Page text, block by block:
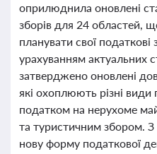
оприлюднила оновлені
зборів для 24 областей,
планувати свої податкові
урахуванням актуальних
затверджено оновлені
які охоплюють різні види
податком на нерухоме
та туристичним збором. З
нову форму податкової